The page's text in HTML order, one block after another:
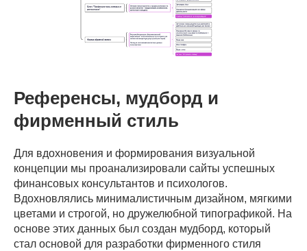
Референсы, мудборд и
фирменный стиль
Для вдохновения и формирования визуальной
концепции мы проанализировали сайты успешных
финансовых консультантов и психологов.
Вдохновлялись минималистичным дизайном, мягкими
цветами и строгой, но дружелюбной типографикой. На
основе этих данных был создан мудборд, который
стал основой для разработки фирменного стиля